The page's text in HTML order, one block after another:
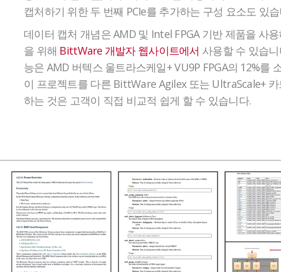
캡처하기 위한 두 번째 PCIe를 추가하는 구성 요소도 있
데이터 캡처 개념은 AMD 및 Intel FPGA 기반 제품을 사
을 위해 BittWare 개발자 웹사이트에서 사용할 수 있습니
능은 AMD 버텍스 울트라스케일+ VU9P FPGA의 12%를
이 프로젝트를 다른 BittWare Agilex 또는 UltraScale+
하는 것은 고객이 직접 비교적 쉽게 할 수 있습니다.